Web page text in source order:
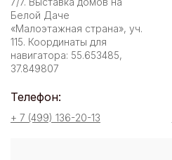
Белой Даче
«Малоэтажная страна», уч.
115. Координаты для
навигатора: 55.653485,
37.849807
Телефон:
+ 7 (499) 136-20-13